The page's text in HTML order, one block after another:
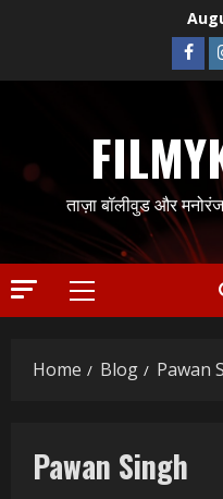
ताज़ा बॉलीवुड और
Primary
Home Blog Pawan
Pawan Singh